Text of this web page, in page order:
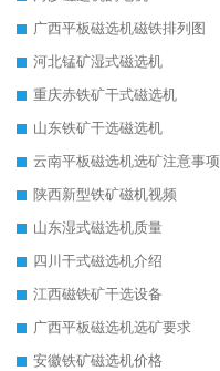
广西平板磁选机磁铁排列图
河北锰矿湿式磁选机
重庆赤铁矿干式磁选机
山东铁矿干选磁选机
云南平板磁选机选矿注意事项
陕西新型铁矿磁机视频
山东湿式磁选机质量
四川干式磁选机介绍
江西磁铁矿干选设备
广西平板磁选机选矿要求
安徽铁矿磁选机价格